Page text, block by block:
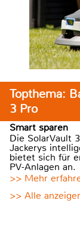
Topthema:
3 Pro
Smart sparen
Die SolarVault
Jackerys
bietet sich für
PV-Anlagen an.
>> Mehr
>> Alle